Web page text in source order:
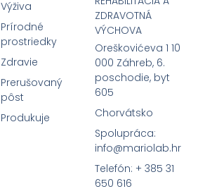
Výživa
Prírodné
prostriedky
Zdravie
Prerušovaný
pôst
Produkuje
ZDRAVOTNÁ
VÝCHOVA
Oreškovićeva 1 10
000 Záhreb, 6.
poschodie, byt
605
Chorvátsko
Spolupráca:
info@mariolab.hr
Telefón: + 385 31
650 616